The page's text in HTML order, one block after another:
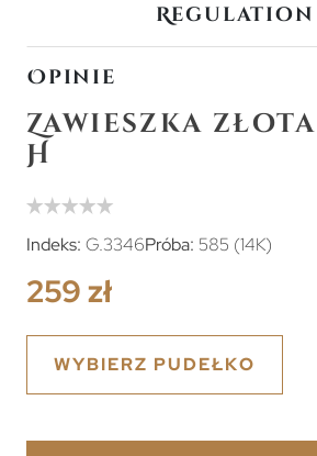
Regulation
Opinie
Zawieszka
H
Indeks: G.3346Próba: 585 (14K)
259 zł
WYBIERZ PUDEŁKO